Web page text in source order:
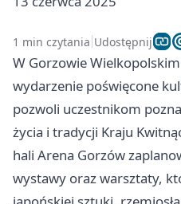
1 min czytania Udostępnij
W Gorzowie
wydarzenie poświęcone
pozwoli uczestnikom
życia i tradycji Kraju
hali Arena Gorzów
wystawy oraz warsztaty,